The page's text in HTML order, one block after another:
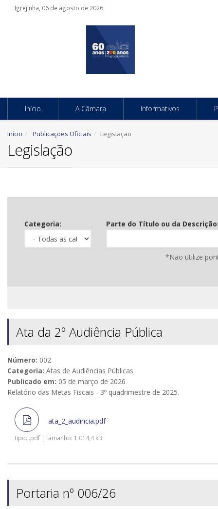
Igrejinha, 06 de agosto de 2026
Início A Câmara Informativos
Início Publicações Oficiais Legislação
Legislação
Categoria: Parte do Título ou da Descrição:
*Não utilize
Ata da 2º Audiência Pública
Número: 002
Categoria: Atas de Audiências Públicas
Publicado em: 05 de março de 2026
Relatório das Metas Fiscais - 3º quadrimestre de 2025.
ata_2_audincia.pdf
tipo: .pdf | tamanho: 1.014,4 kB
Portaria nº 006/26